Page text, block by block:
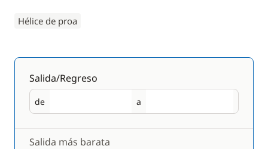
Hélice de proa
Salida/Regreso
de
Salida a
Regreso
Salida más barata